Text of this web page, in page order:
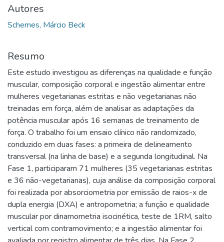
Autores
Schemes, Márcio Beck
Resumo
Este estudo investigou as diferenças na qualidade e função
muscular, composição corporal e ingestão alimentar entre
mulheres vegetarianas estritas e não vegetarianas não
treinadas em força, além de analisar as adaptações da
potência muscular após 16 semanas de treinamento de
força. O trabalho foi um ensaio clínico não randomizado,
conduzido em duas fases: a primeira de delineamento
transversal (na linha de base) e a segunda longitudinal. Na
Fase 1, participaram 71 mulheres (35 vegetarianas estritas
e 36 não-vegetarianas), cuja análise da composição corporal
foi realizada por absorciometria por emissão de raios-x de
dupla energia (DXA) e antropometria; a função e qualidade
muscular por dinamometria isocinética, teste de 1RM, salto
vertical com contramovimento; e a ingestão alimentar foi